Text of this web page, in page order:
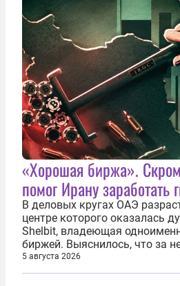
«Хорошая биржа».
помог Ирану заработать
В деловых кругах ОАЭ
центре которого оказалась
Shelbit, владеющая
биржей. Выяснилось, что за
существования через Shelbit
млрд долларов в
5 августа 2026